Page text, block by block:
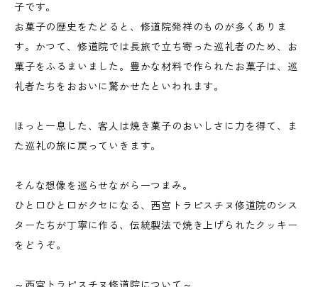
子です。
お菓子の歴史をたどると、修道院発祥のものが多くありま
す。かつて、修道院では長旅で立ち寄った巡礼者のため、お
菓子をふるまいました。豊かな材料で作られたお菓子は、巡
礼者たちをおおいに驚かせたといわれます。
ほっと一息した、客人は焼き菓子のおいしさに力を得て、ま
た巡礼の旅に戻っていきます。
そんな想像を巡らせながら一つまみ。
ひと口ひと口がクセになる、西宮トラピスチヌ修道院のシス
ターたちが丁寧に作る、伝統製法で焼き上げられたクッキー
をどうぞ。